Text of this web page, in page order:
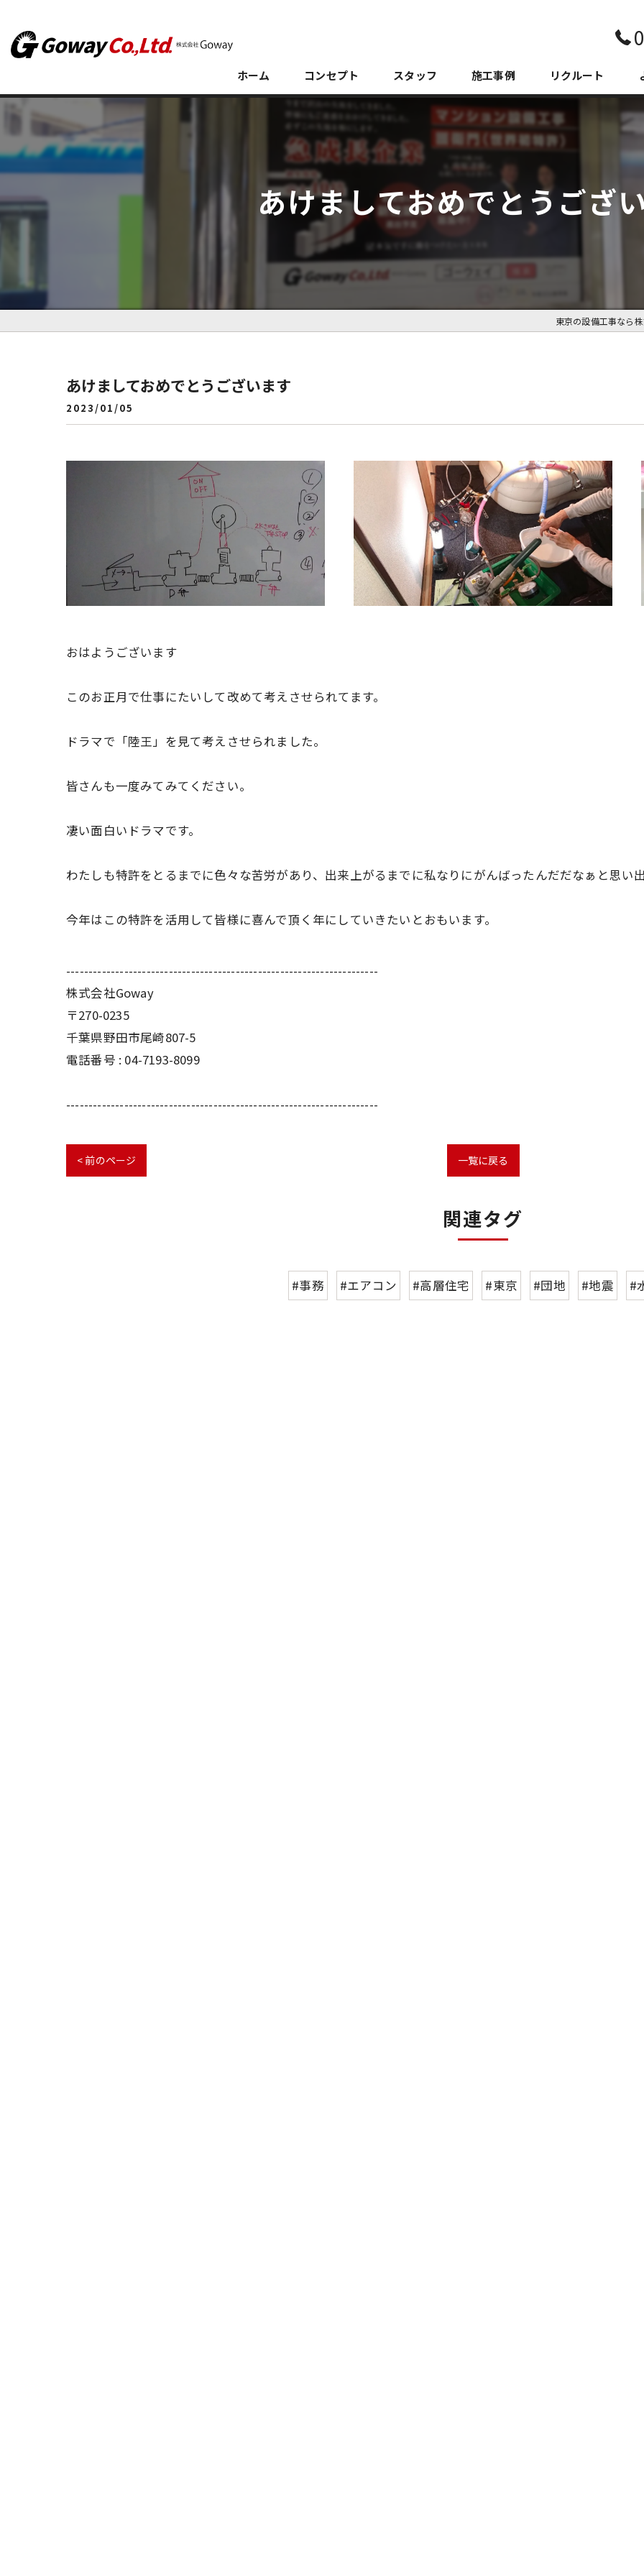
ホーム コンセプト スタッフ 施工事例 リクルート
あけましておめでとうござ
東京の設備工事なら
あけましておめでとうございます
2023/01/05
おはようございます
このお正月で仕事にたいして改めて考えさせられてます。
ドラマで「陸王」を見て考えさせられました。
皆さんも一度みてみてください。
凄い面白いドラマです。
わたしも特許をとるまでに色々な苦労があり、出来上がるまでに私なりにがんばったんだだなぁと思い出
今年はこの特許を活用して皆様に喜んで頂く年にしていきたいとおもいます。
----------------------------------------------------------------------
株式会社Goway
〒270-0235
千葉県野田市尾崎807-5
電話番号 : 04-7193-8099
----------------------------------------------------------------------
< 前のページ 一覧に戻る
関連タグ
#事務 #エアコン #高層住宅 #東京 #団地 #地震 #